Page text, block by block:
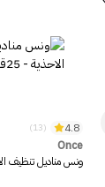
4.8
(13)
Once
ونس مناديل تنظيف